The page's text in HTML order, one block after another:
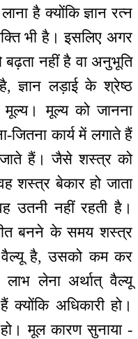
है क्योंकि ज्ञान रत्न
भी है। इसलिए अगर
बढ़ता नहीं है वा अनुभूति
ज्ञान लड़ाई के श्रेष्ठ
मूल्य को जानना
जितना कार्य में लगाते हैं
हैं। जैसे शस्त्र को
शस्त्र बेकार हो जाता
उतनी नहीं रहती है।
बनने के समय शस्त्र
वैल्यू है, उसको कम कर
लाभ लेना अर्थात् वैल्यू
अधिकारी हो।
मूल कारण सुनाया -